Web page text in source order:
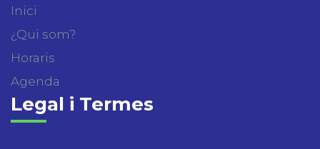
Inici
¿Qui som?
Horaris
Agenda
Legal i Termes